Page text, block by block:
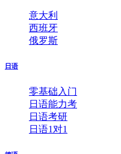
意大利
西班牙
俄罗斯
日语
零基础入门
日语能力考
日语考研
日语1对1